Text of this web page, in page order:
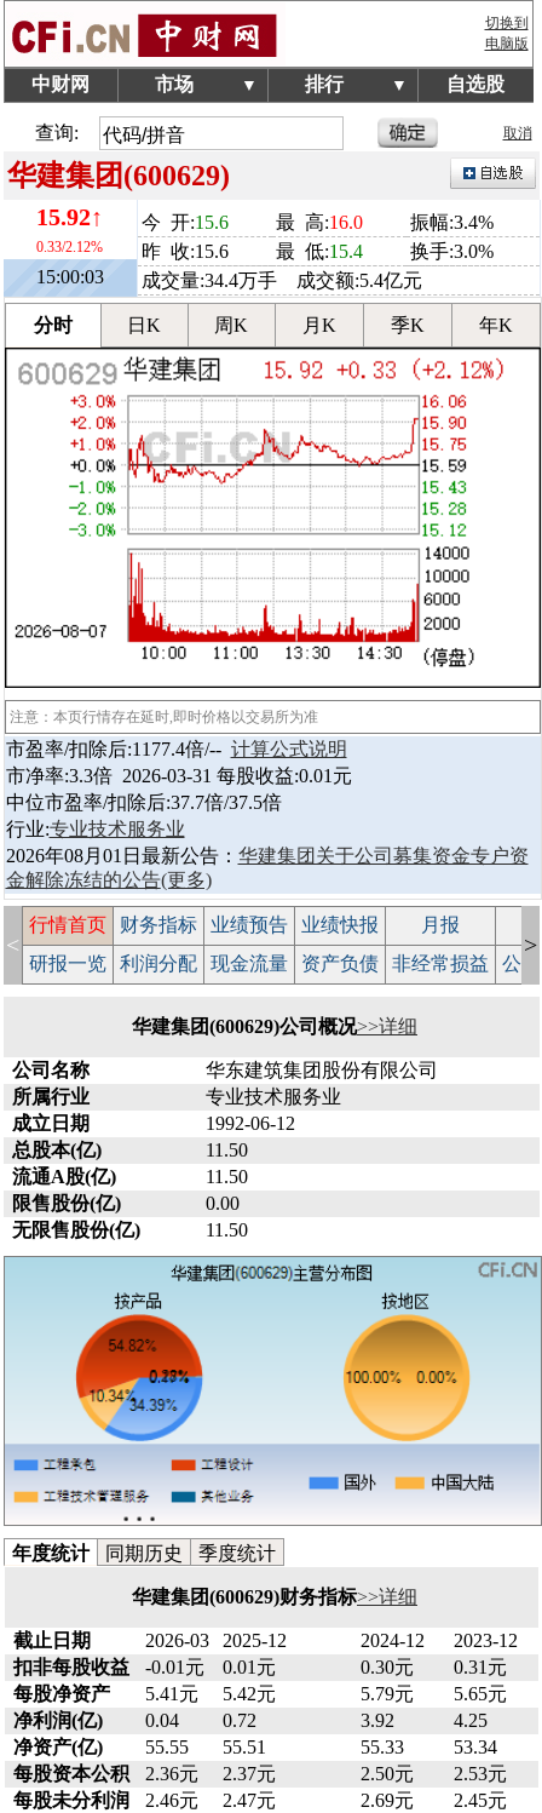
切换到
电脑版
中财网 市场 ▼ 排行 ▼ 自选股
查询: 取消
华建集团(600629)
15.92↑
0.33/2.12%
15:00:03
今 开:15.6 最 高:16.0
振幅:3.4%
昨 收:15.6
最 低:15.4
换手:3.0%
成交量:34.4万手 成交额:5.4亿元
分时 日K 周K 月K 季K 年K
注意：本页行情存在延时,即时价格以交易所为准
市盈率/扣除后:1177.4倍/-- 计算公式说明
市净率:3.3倍 2026-03-31 每股收益:0.01元
中位市盈率/扣除后:37.7倍/37.5倍
行业:专业技术服务业
2026年08月01日最新公告： 华建集团关于公司募集资金专户资
金解除冻结的公告(更多)
<
行情首页 财务指标 业绩预告 业绩快报 月报
研报一览
利润分配 现金流量 资产负债 非经常损益 公
>
华建集团(600629)公司概况>>详细
公司名称
华东建筑集团股份有限公司
所属行业
专业技术服务业
成立日期
1992-06-12
总股本(亿)
11.50
流通A股(亿)
11.50
限售股份(亿)
0.00
无限售股份(亿)
11.50
年度统计 同期历史 季度统计
华建集团(600629)财务指标>>详细
截止日期 2026-03 2025-12 2024-12
2023-12
扣非每股收益
-0.01元 0.01元 0.30元
0.31元
每股净资产
5.41元 5.42元 5.79元
5.65元
净利润(亿)
0.04 0.72 3.92
4.25
净资产(亿)
55.55 55.51 55.33
53.34
每股资本公积
2.36元 2.37元 2.50元
2.53元
每股未分利润
2.46元 2.47元 2.69元
2.45元